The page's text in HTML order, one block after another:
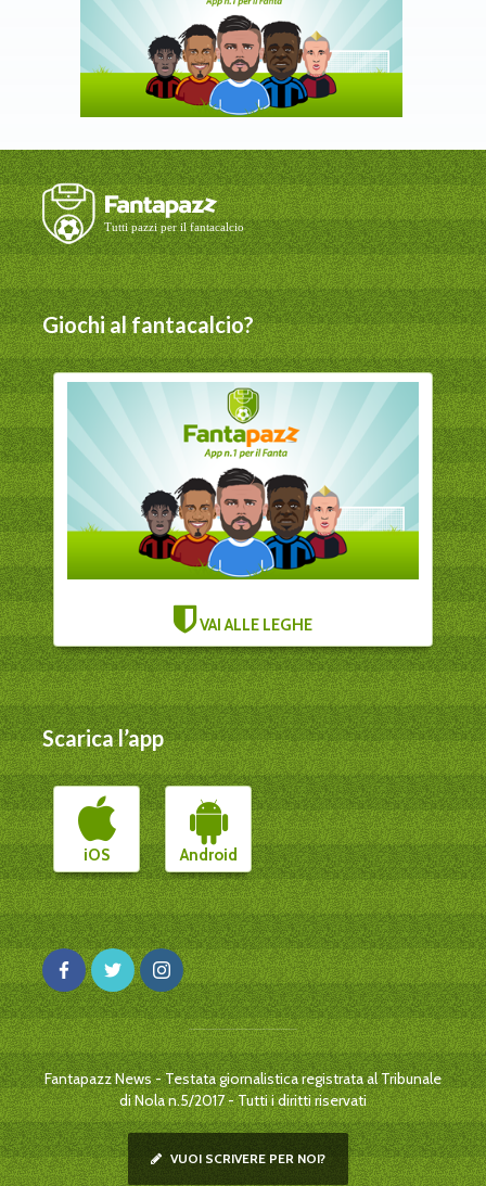
Giochi al fantacalcio?
VAI ALLE LEGHE
Scarica l’app
iOS Android
Fantapazz News - Testata giornalistica registrata al Tribunale
di Nola n.5/2017 - Tutti i diritti riservati
VUOI SCRIVERE PER NOI?